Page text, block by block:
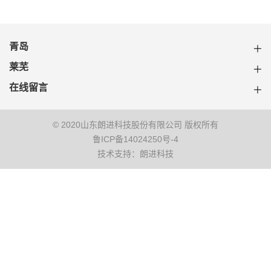
青岛
莱芜
在线留言
© 2020山东朗进科技股份有限公司 版权所有
鲁ICP备14024250号-4
技术支持：朗进科技